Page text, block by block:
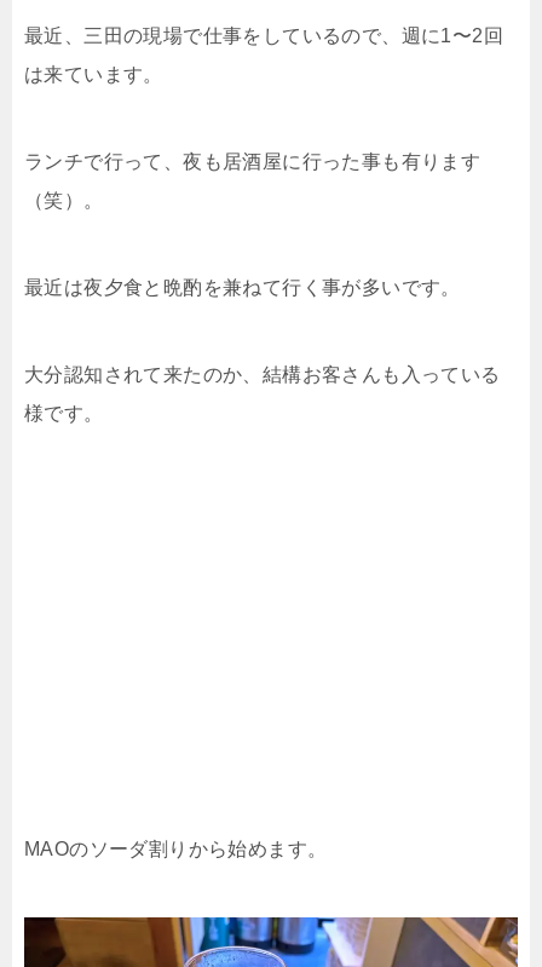
最近、三田の現場で仕事をしているので、週に1〜2回
は来ています。
ランチで行って、夜も居酒屋に行った事も有ります
（笑）。
最近は夜夕食と晩酌を兼ねて行く事が多いです。
大分認知されて来たのか、結構お客さんも入っている
様です。
MAOのソーダ割りから始めます。